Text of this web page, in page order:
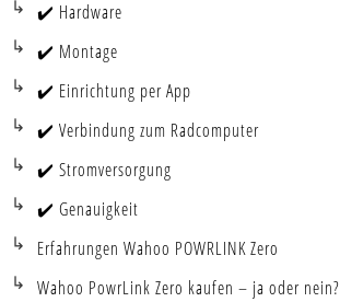
✔️ Hardware
✔️ Montage
✔️ Einrichtung per App
✔️ Verbindung zum Radcomputer
✔️ Stromversorgung
✔️ Genauigkeit
Erfahrungen Wahoo POWRLINK Zero
Wahoo PowrLink Zero kaufen – ja oder nein?